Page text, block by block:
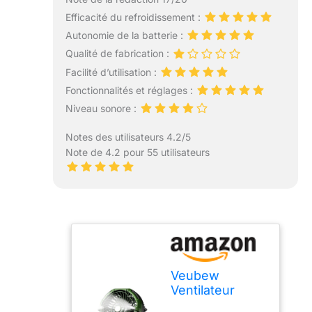
Efficacité du refroidissement :
Autonomie de la batterie :
Qualité de fabrication :
Facilité d’utilisation :
Fonctionnalités et réglages :
Niveau sonore :
Notes des utilisateurs 4.2/5
Note de 4.2 pour 55 utilisateurs
Veubew
Ventilateur